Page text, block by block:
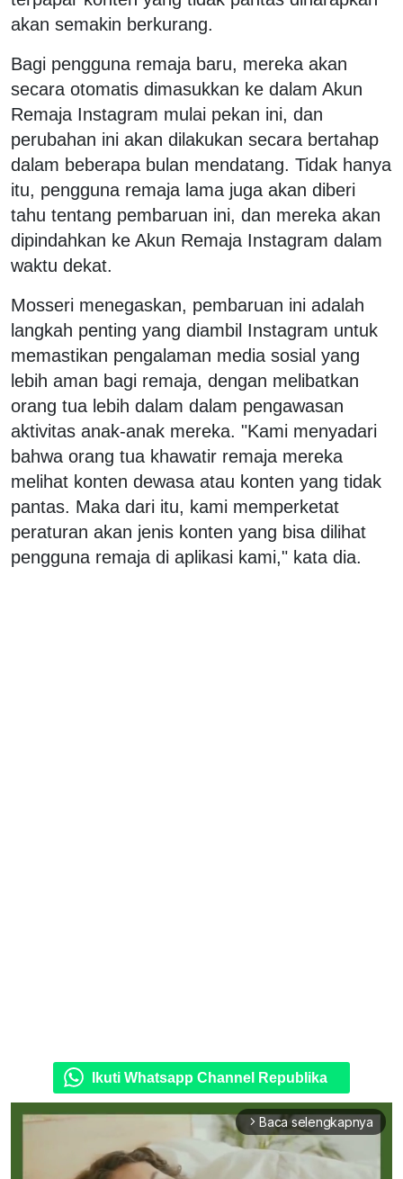
akan semakin berkurang.
Bagi pengguna remaja baru, mereka akan
secara otomatis dimasukkan ke dalam Akun
Remaja Instagram mulai pekan ini, dan
perubahan ini akan dilakukan secara bertahap
dalam beberapa bulan mendatang. Tidak hanya
itu, pengguna remaja lama juga akan diberi
tahu tentang pembaruan ini, dan mereka akan
dipindahkan ke Akun Remaja Instagram dalam
waktu dekat.
Mosseri menegaskan, pembaruan ini adalah
langkah penting yang diambil Instagram untuk
memastikan pengalaman media sosial yang
lebih aman bagi remaja, dengan melibatkan
orang tua lebih dalam dalam pengawasan
aktivitas anak-anak mereka. "Kami menyadari
bahwa orang tua khawatir remaja mereka
melihat konten dewasa atau konten yang tidak
pantas. Maka dari itu, kami memperketat
peraturan akan jenis konten yang bisa dilihat
pengguna remaja di aplikasi kami," kata dia.
Ikuti Whatsapp Channel Republika
arrow_forward_ios Baca selengkapnya